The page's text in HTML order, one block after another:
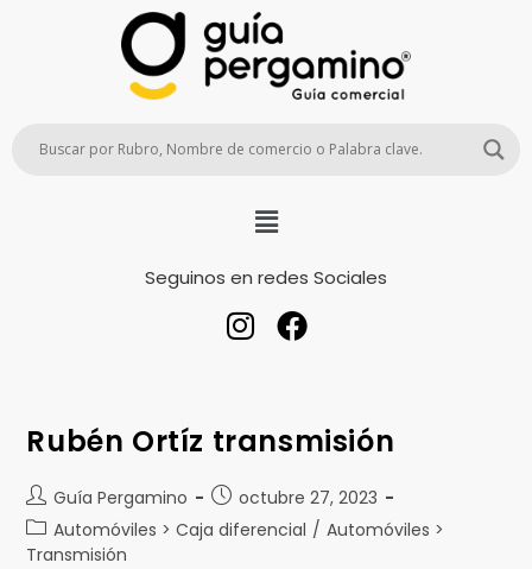
Seguinos en redes Sociales
Rubén Ortíz transmisión
Guía Pergamino
octubre 27, 2023
Automóviles > Caja diferencial / Automóviles >
Transmisión